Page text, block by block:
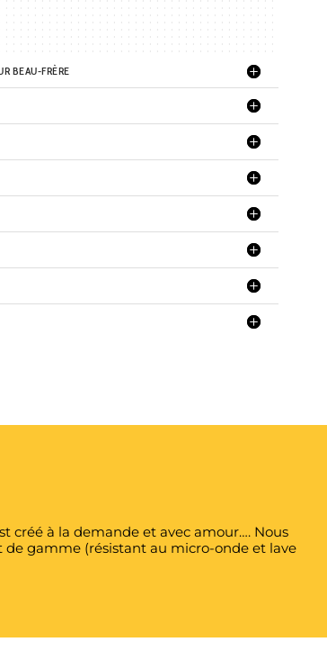
BEAU-FRÈRE
créé à la demande et avec amour…. Nous
gamme (résistant au micro-onde et lave